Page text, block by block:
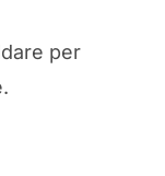
per